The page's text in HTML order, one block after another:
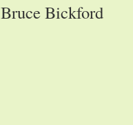
Bruce Bickford